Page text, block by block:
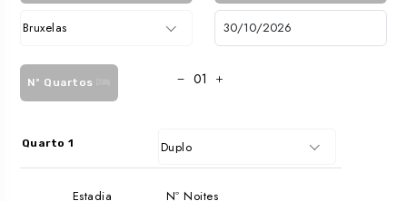
Bruxelas
Nº Quartos
Quarto 1 Duplo
Estadia
Nº Noites